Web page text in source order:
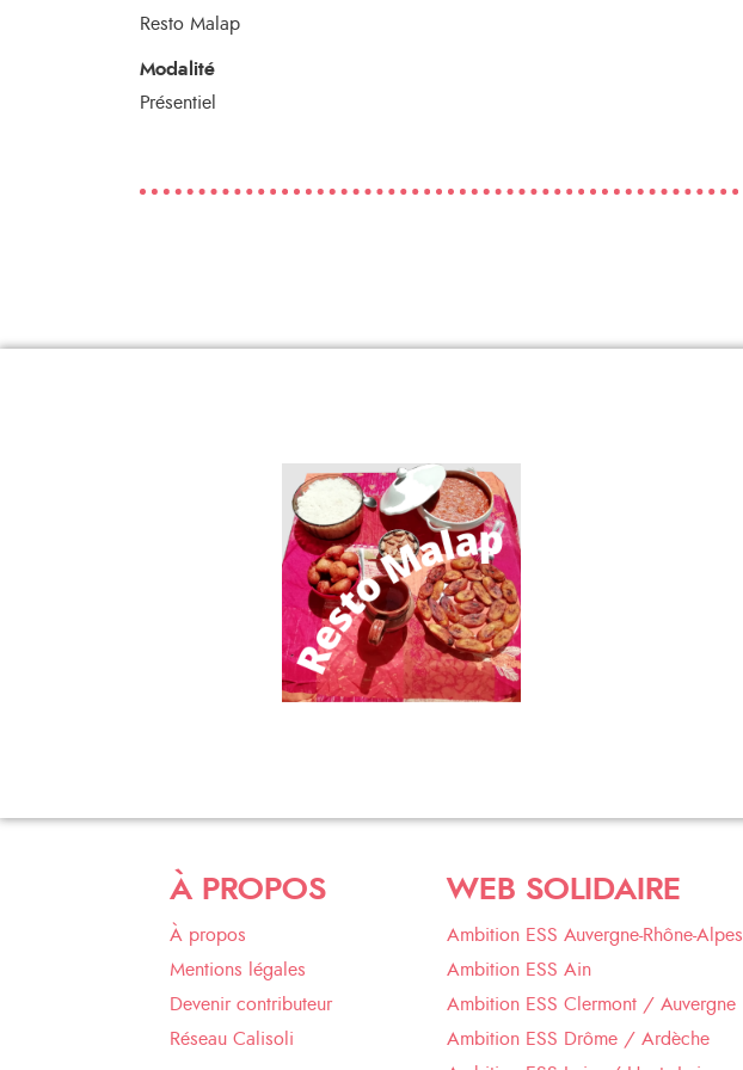
Resto Malap
Modalité
Présentiel
À PROPOS
À propos
Mentions légales
Devenir contributeur
Réseau Calisoli
WEB SOLIDAIRE
Ambition ESS Auvergne-Rhône-Alpes
Ambition ESS Ain
Ambition ESS Clermont / Auvergne
Ambition ESS Drôme / Ardèche